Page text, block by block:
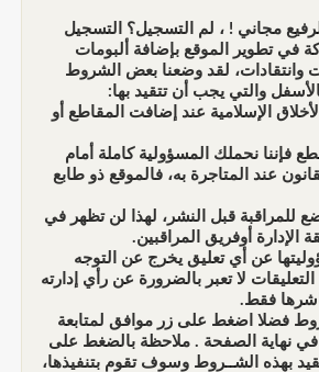
مجاني ! ، لم التسجيل؟ التسجيل
في تطوير الموقع بإضافة ألبومات
وانتقادات، لقد وضعنا بعض الشروط
والتي يجب أن تتقيد بها:
الإسلامية عند إضافت المقاطع أو
فإننا نحملك المسؤولية كاملة أمام
عند المتاجرة به، فالموقع ذو طابع
للمراقبة قبل النشر، لهذا لن تظهر في
الإدارة أوفريق المراقبين.
عن أي تعليق يخرج عن التوجه
التعليقات لا تعبر بالضرورة عن رأي إدارته
فقط.
فضلا اضغط على زر موافق لمتابعة
نهاية الصفحة . ملاحظة بالضغط على
بهذه الشــروط وسوف تقوم بتنفيذها،